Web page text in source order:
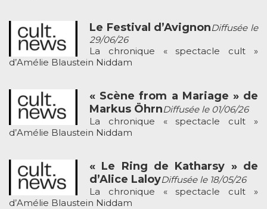
Le Festival d’AvignonDiffusée le
29/06/26
La chronique « spectacle cult »
d’Amélie Blaustein Niddam
« Scène from a Mariage » de
Markus ÖhrnDiffusée le 01/06/26
La chronique « spectacle cult »
d’Amélie Blaustein Niddam
« Le Ring de Katharsy » de
d’Alice LaloyDiffusée le 18/05/26
La chronique « spectacle cult »
d’Amélie Blaustein Niddam